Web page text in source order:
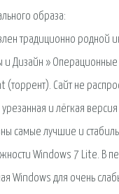
образа:
традиционно родной
Дизайн »
Сайт не
урезанная и лёгкая
самые лучшие и
Windows 7 Lite. В
Windows для очень